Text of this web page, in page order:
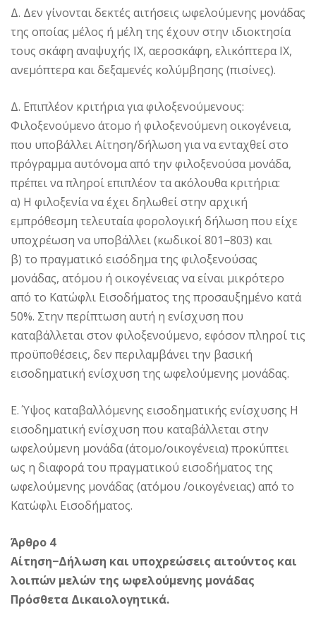
Δ. Δεν γίνονται δεκτές αιτήσεις ωφελούμενης μονάδας
της οποίας μέλος ή μέλη της έχουν στην ιδιοκτησία
τους σκάφη αναψυχής IX, αεροσκάφη, ελικόπτερα IX,
ανεμόπτερα και δεξαμενές κολύμβησης (πισίνες).
Δ. Επιπλέον κριτήρια για φιλοξενούμενους:
Φιλοξενούμενο άτομο ή φιλοξενούμενη οικογένεια,
που υποβάλλει Αίτηση/δήλωση για να ενταχθεί στο
πρόγραμμα αυτόνομα από την φιλοξενούσα μονάδα,
πρέπει να πληροί επιπλέον τα ακόλουθα κριτήρια:
α) Η φιλοξενία να έχει δηλωθεί στην αρχική
εμπρόθεσμη τελευταία φορολογική δήλωση που είχε
υποχρέωση να υποβάλλει (κωδικοί 801−803) και
β) το πραγματικό εισόδημα της φιλοξενούσας
μονάδας, ατόμου ή οικογένειας να είναι μικρότερο
από το Κατώφλι Εισοδήματος της προσαυξημένο κατά
50%. Στην περίπτωση αυτή η ενίσχυση που
καταβάλλεται στον φιλοξενούμενο, εφόσον πληροί τις
προϋποθέσεις, δεν περιλαμβάνει την βασική
εισοδηματική ενίσχυση της ωφελούμενης μονάδας.
Ε. Ύψος καταβαλλόμενης εισοδηματικής ενίσχυσης Η
εισοδηματική ενίσχυση που καταβάλλεται στην
ωφελούμενη μονάδα (άτομο/οικογένεια) προκύπτει
ως η διαφορά του πραγματικού εισοδήματος της
ωφελούμενης μονάδας (ατόμου /οικογένειας) από το
Κατώφλι Εισοδήματος.
Άρθρο 4
Αίτηση−Δήλωση και υποχρεώσεις αιτούντος και
λοιπών μελών της ωφελούμενης μονάδας
Πρόσθετα Δικαιολογητικά.